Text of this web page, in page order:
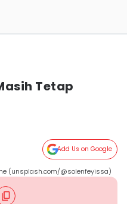
Tetap
Add Us on Google
(unsplash.com/@solenfeyissa)